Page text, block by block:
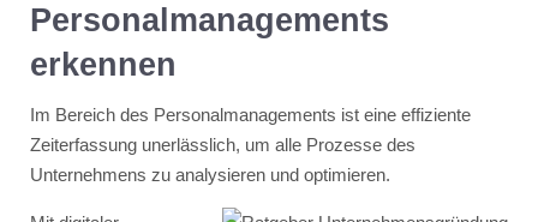
Personalmanagements
erkennen
Im Bereich des Personalmanagements ist eine effiziente
Zeiterfassung unerlässlich, um alle Prozesse des
Unternehmens zu analysieren und optimieren.